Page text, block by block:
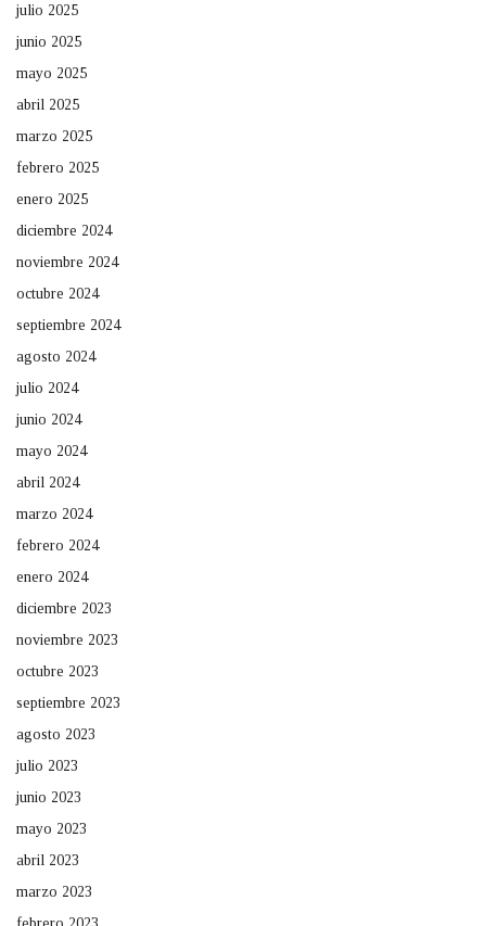
julio 2025
junio 2025
mayo 2025
abril 2025
marzo 2025
febrero 2025
enero 2025
diciembre 2024
noviembre 2024
octubre 2024
septiembre 2024
agosto 2024
julio 2024
junio 2024
mayo 2024
abril 2024
marzo 2024
febrero 2024
enero 2024
diciembre 2023
noviembre 2023
octubre 2023
septiembre 2023
agosto 2023
julio 2023
junio 2023
mayo 2023
abril 2023
marzo 2023